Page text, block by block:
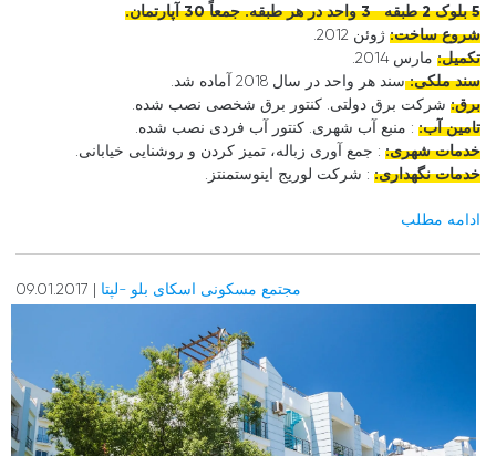
5 بلوک 2 طبقه 3 واحد در هر طبقه. جمعاً 30 آپارتمان.
شروع ساخت: ژوئن 2012.
تکمیل: مارس 2014.
سند ملکی:سند هر واحد در سال 2018 آماده شد.
برق: شرکت برق دولتی. کنتور برق شخصی نصب شده.
تامین آب: : منبع آب شهری. کنتور آب فردی نصب شده.
خدمات شهری: : جمع آوری زباله، تمیز کردن و روشنایی خیابانی.
خدمات نگهداری: : شرکت لوریج اینوستمنتز.
ادامه مطلب
مجتمع مسکونی اسکای بلو -لپتا | 09.01.2017